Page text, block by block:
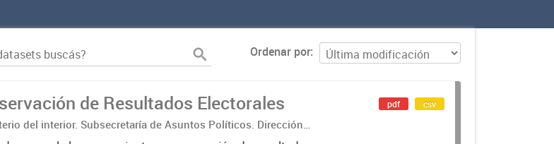
Ordenar por
de Resultados Electorales
del interior. Subsecretaría de Asuntos Políticos. Dirección
Electoral
pdf csv